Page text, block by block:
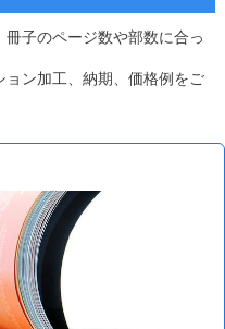
子のページ数や部数に合っ
ン加工、納期、価格例をご